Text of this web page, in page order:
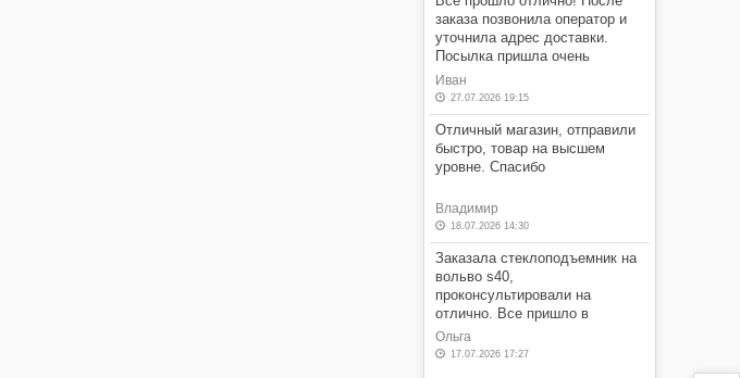
заказа позвонила оператор и
уточнила адрес доставки.
Посылка пришла очень
быстро! Я очень доволен этим
магазином.
Иван
27.07.2026 19:15
Отличный магазин, отправили
быстро, товар на высшем
уровне. Спасибо
Владимир
18.07.2026 14:30
Заказала стеклоподъемник на
вольво s40,
проконсультировали на
отлично. Все пришло в
оговоренные сроки, в отличном
состоянии, по оговоренной
Ольга
17.07.2026 17:27